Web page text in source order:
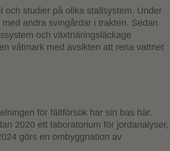
och studier på olika stallsystem. Under
andra svingårdar i trakten. Sedan
och växtnäringsläckage
våtmark med avsikten att rena vattnet
för fältförsök har sin bas här.
2020 ett laboratorium för jordanalyser,
görs en ombyggnation av